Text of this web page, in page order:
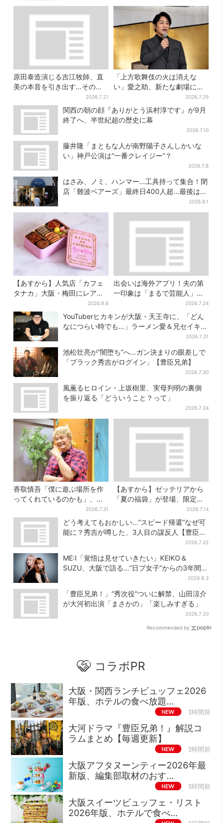
原田泰造演じる吉江牧師、直
美の本音を引き出す…その演
技にSNS称賛「見てるだけで
泣けてくる」
2026.7.21
「上方歌舞伎の火は消えな
い」愛之助、新たな劇場に期
待 “ルパン歌舞伎”は古典へ
の入口
2026.7.29
関西の朝の顔『ありがとう浜村淳です』が9月
終了へ、半世紀超の歴史に幕
2026.7.10
藤井隆「まともな人が南野陽子さんしかいな
い」神戸公演は“一番クレイジー”？
2026.7.8
はさみ、ノミ、ハンマー…工具持って集合！閉
店「難波ベアーズ」最終日400人超…最後は
2026.8.1
【あすから】人気店「カフェ
タナカ」大阪・梅田にレア商
品集結…本店人気パン＆限定
クッキー缶も！ 7日間の夏イ
ベント
2026.8.6
出会いは海外アプリ！夫の第
一印象は「まるで芸能人」→
送迎・弁当・カジノデートま
で…結婚前に尽くしまくり
2026.7.24
YouTuberヒカキンが大阪・天王寺に、「どん
なにつらい時でも…」ラーメン愛＆兄セイキン
2026.7.31
池松壮亮が“闇堕ち”へ…ガン決まりの眼差しで
「ブラック秀吉がログイン」【豊臣兄弟】
2026.7.30
風薫るヒロイン・上坂樹里、実母判明の裏側
を振り返る「どういうこと？って」
2026.7.24
香取慎吾「僕に遊ぶ場所を作
ってくれているのかも」、異
色バラエティ『しんごの芽』
で感じた読売テレビの“パンク
精神”
2026.7.31
【あすから】ゼッテリアから
「夏の福袋」が登場、限定グ
ッズ＆お得な3500円クーポン
付き
2026.7.14
どう考えてもおかしい…“スピード帰還”なぜ可
能に？秀吉が噂した、3人目の謀反人【豊臣兄
2026.7.22
ME:I「覚悟は見せていきたい」KEIKO＆
SUZU、大阪で語る…“日プ女子”からの3年間
2026.8.3
「豊臣兄弟！」“秀次役”ついに解禁、山田涼介
が大河初出演「まさかの」「楽しみすぎる」
2026.7.20
Recommended by
コラボPR
大阪・関西ランチビュッフェ2026
年版、ホテルの食べ放題…
NEW 1時間前
大河ドラマ『豊臣兄弟！』解説コ
ラムまとめ【毎週更新】
NEW 1時間前
大阪アフタヌーンティー2026年最
新版、編集部取材のおす…
NEW 1時間前
大阪スイーツビュッフェ・リスト
2026年版、ホテルで食べ…